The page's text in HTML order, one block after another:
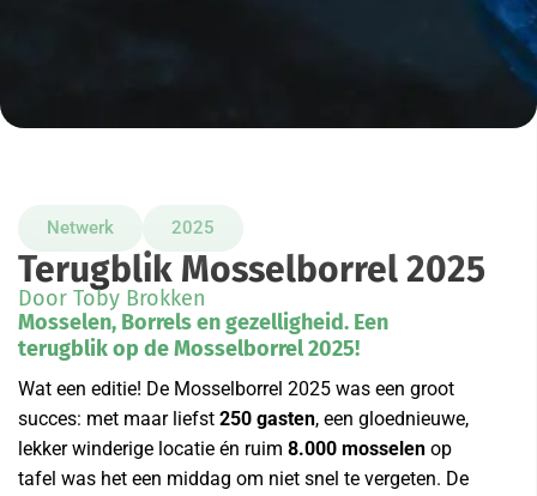
Netwerk 2025
Terugblik Mosselborrel 2025
Door Toby Brokken
Mosselen, Borrels en gezelligheid. Een
terugblik op de Mosselborrel 2025!
Wat een editie! De Mosselborrel 2025 was een groot
succes: met maar liefst 250 gasten, een gloednieuwe,
lekker winderige locatie én ruim 8.000 mosselen op
tafel was het een middag om niet snel te vergeten. De